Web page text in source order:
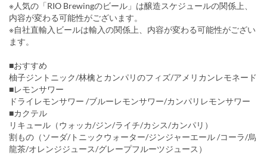
※人気の「RIO Brewingのビール」は醸造スケジュールの関係上、
内容が変わる可能性がございます。
※自社直輸入ビールは輸入の関係上、内容が変わる可能性がござい
ます。
■おすすめ
柚子ジントニック/林檎とカンパリのフィズ/アメリカンレモネード
■レモンサワー
ドライレモンサワー /ブルーレモンサワー/カンパリレモンサワー
■カクテル
リキュール（ウォッカ/ジン/ライチ/カシス/カンパリ）
割もの（ソーダ/トニックウォーター/ジンジャーエール /コーラ/烏
龍茶/オレンジジュース/グレープフルーツジュース）